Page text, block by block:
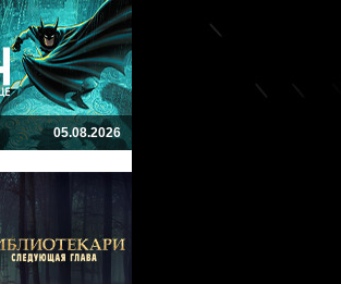
05.08.2026